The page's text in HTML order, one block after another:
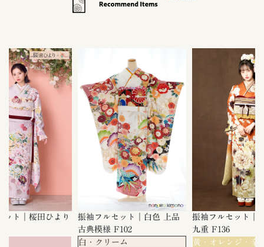
ット｜桜田ひより
振袖フルセット｜白色 上品
古典模様 F102
白・クリーム
振袖フルセット｜
九重 F136
黄・オレンジ・辛